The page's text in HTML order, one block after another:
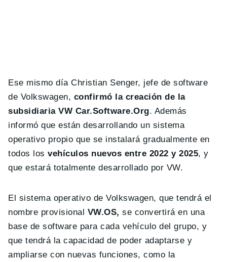
Ese mismo día Christian Senger, jefe de software
de Volkswagen, confirmó la creación de la
subsidiaria VW Car.Software.Org. Además
informó que están desarrollando un sistema
operativo propio que se instalará gradualmente en
todos losvehículos nuevos entre 2022 y 2025, y
que estará totalmente desarrollado por VW.
El sistema operativo de Volkswagen, que tendrá el
nombre provisional VW.OS, se convertirá en una
base de software para cada vehículo del grupo, y
que tendrá la capacidad de poder adaptarse y
ampliarse con nuevas funciones, como la